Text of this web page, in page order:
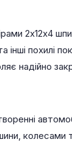
2х12х4
похилі
надійно